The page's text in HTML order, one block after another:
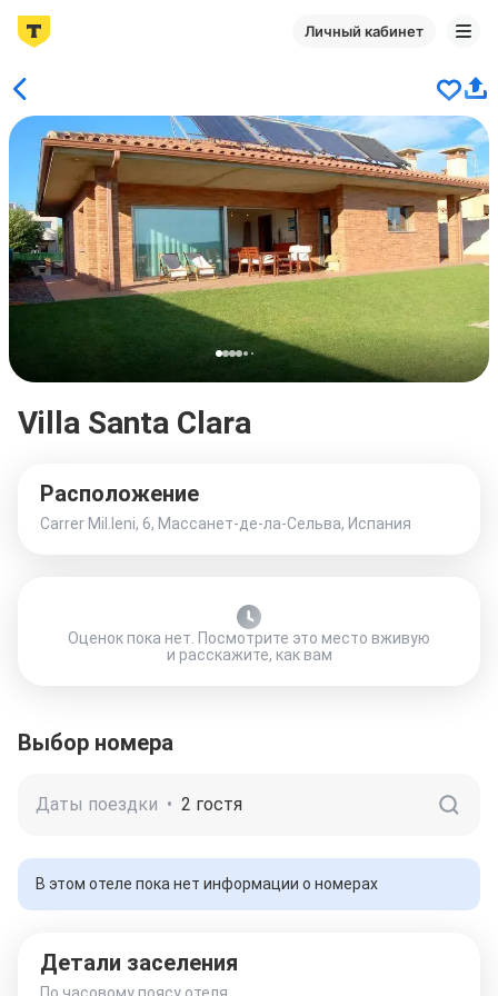
Личный кабинет
Villa Santa Clara
Расположение
Carrer Mil.leni, 6, Массанет-де-ла-Сельва, Испания
Оценок пока нет. Посмотрите это место вживую
и расскажите, как вам
Выбор номера
Даты поездки • 2 гостя
В этом отеле пока нет информации о номерах
Детали заселения